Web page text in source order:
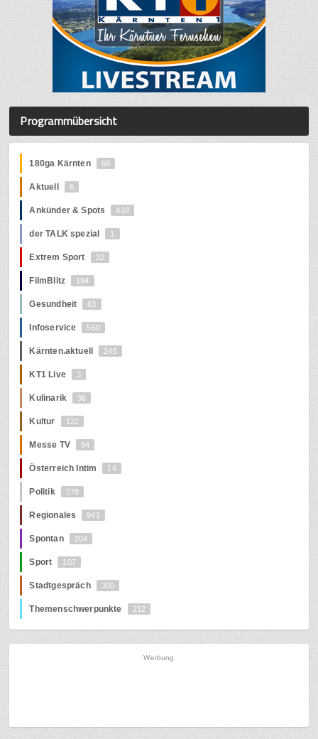
Programmübersicht
180ga Kärnten 68
Aktuell 6
Ankünder & Spots 418
der TALK spezial 1
Extrem Sport 22
FilmBlitz 194
Gesundheit 63
Infoservice 560
Kärnten.aktuell 245
KT1 Live 3
Kulinarik 36
Kultur 122
Messe TV 94
Österreich Intim 14
Politik 278
Regionales 941
Spontan 204
Sport 107
Stadtgespräch 300
Themenschwerpunkte 212
Werbung